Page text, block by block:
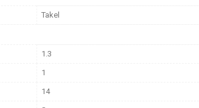
Takel
1.3
1
14